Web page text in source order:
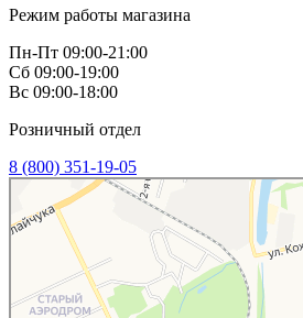
Режим работы магазина
Пн-Пт 09:00-21:00
Сб 09:00-19:00
Вс 09:00-18:00
Розничный отдел
8 (800) 351-19-05